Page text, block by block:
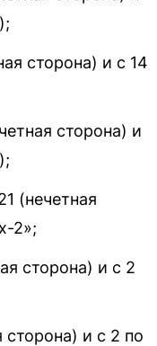
сторона) и с 14
сторона) и
(нечетная
2»;
сторона) и с 2
сторона) и с 2 по